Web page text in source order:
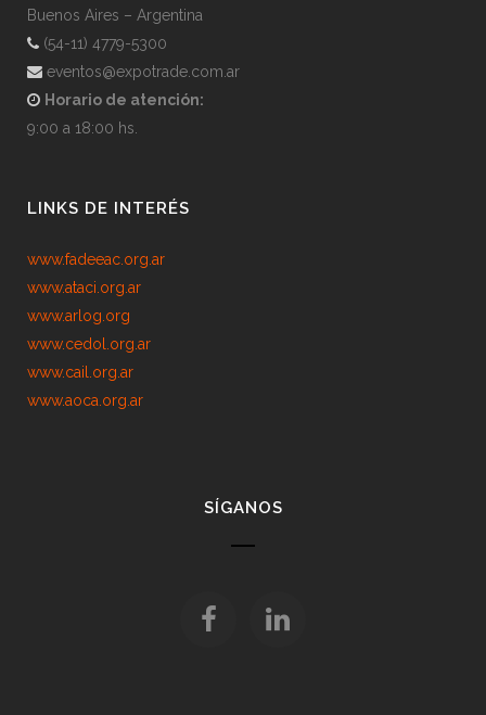
Buenos Aires – Argentina
(54-11) 4779-5300
eventos@expotrade.com.ar
Horario de atención:
9:00 a 18:00 hs.
LINKS DE INTERÉS
www.fadeeac.org.ar
www.ataci.org.ar
www.arlog.org
www.cedol.org.ar
www.cail.org.ar
www.aoca.org.ar
SÍGANOS